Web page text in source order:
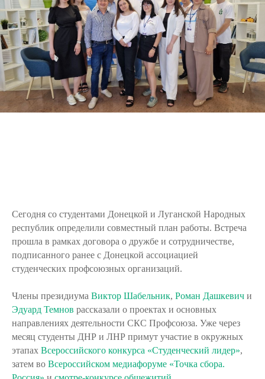
Сегодня со студентами Донецкой и Луганской Народных
республик определили совместный план работы. Встреча
прошла в рамках договора о дружбе и сотрудничестве,
подписанного ранее с Донецкой ассоциацией
студенческих профсоюзных организаций.
Члены президиума Виктор Шабельник, Роман Дашкевич и
Эдуард Темнов рассказали о проектах и основных
направлениях деятельности СКС Профсоюза. Уже через
месяц студенты ДНР и ЛНР примут участие в окружных
этапах Всероссийского конкурса «Студенческий лидер»,
затем во Всероссийском медиафоруме «Точка сбора.